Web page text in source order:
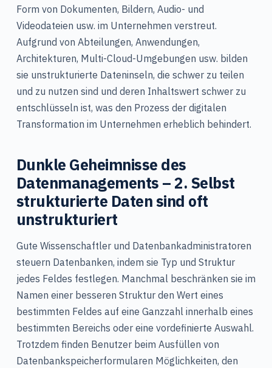
Form von Dokumenten, Bildern, Audio- und
Videodateien usw. im Unternehmen verstreut.
Aufgrund von Abteilungen, Anwendungen,
Architekturen, Multi-Cloud-Umgebungen usw. bilden
sie unstrukturierte Dateninseln, die schwer zu teilen
und zu nutzen sind und deren Inhaltswert schwer zu
entschlüsseln ist, was den Prozess der digitalen
Transformation im Unternehmen erheblich behindert.
Dunkle Geheimnisse des
Datenmanagements – 2. Selbst
strukturierte Daten sind oft
unstrukturiert
Gute Wissenschaftler und Datenbankadministratoren
steuern Datenbanken, indem sie Typ und Struktur
jedes Feldes festlegen. Manchmal beschränken sie im
Namen einer besseren Struktur den Wert eines
bestimmten Feldes auf eine Ganzzahl innerhalb eines
bestimmten Bereichs oder eine vordefinierte Auswahl.
Trotzdem finden Benutzer beim Ausfüllen von
Datenbankspeicherformularen Möglichkeiten, den